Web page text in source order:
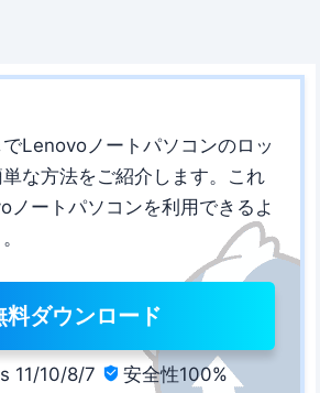
Lenovoノートパソコンのロッ
な方法をご紹介します。これ
ノートパソコンを利用できるよ
料ダウンロード
11/10/8/7  安全性100%